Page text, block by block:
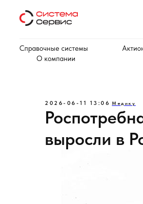
Справочные системы
О компании
2026-06-11 13:06 Медику
выросли в